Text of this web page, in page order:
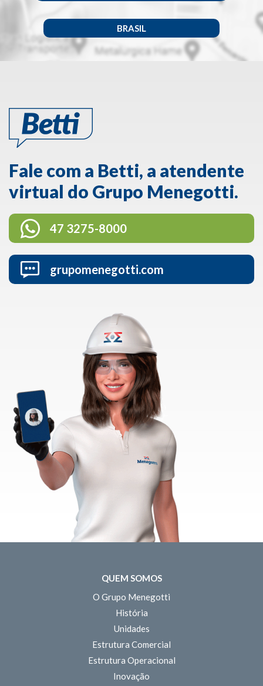
BRASIL
Fale com a Betti, a atendente
virtual do Grupo Menegotti.
47 3275-8000
grupomenegotti.com
QUEM SOMOS
O Grupo Menegotti
História
Unidades
Estrutura Comercial
Estrutura Operacional
Inovação